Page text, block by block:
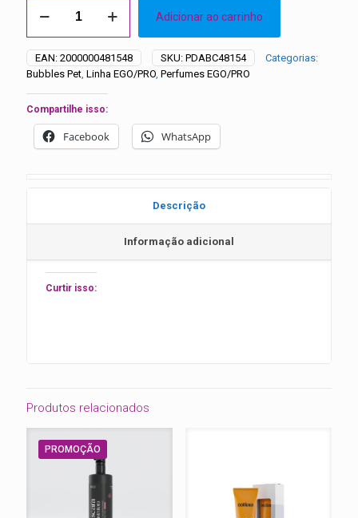
PET
PRO
(EGO)
500ML
-
Bubbles
quantidade
Adicionar ao carrinho
EAN: 2000000481548 SKU: PDABC48154
Categorias:
Bubbles Pet Linha EGO/PRO Perfumes EGO/PRO
Compartilhe isso:
Facebook WhatsApp
Descrição
Informação adicional
Curtir isso:
Produtos relacionados
PROMOÇÃO